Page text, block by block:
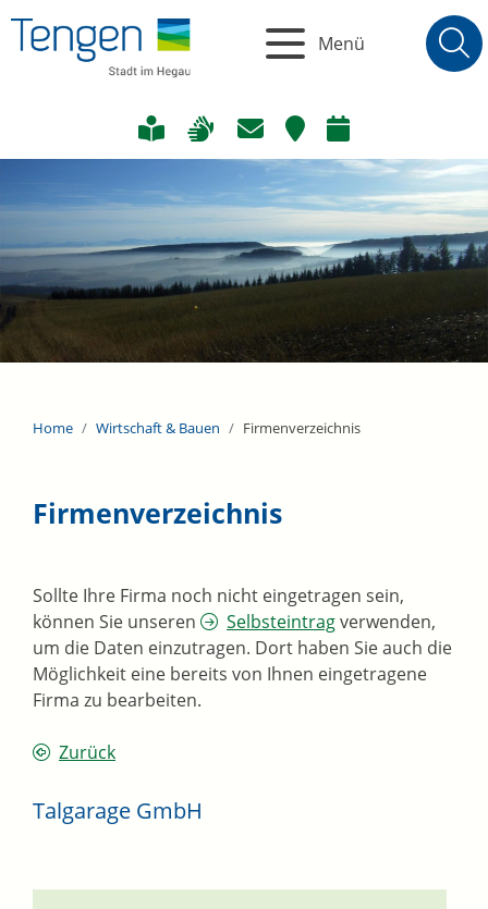
Menü
Home Wirtschaft & Bauen Firmenverzeichnis
Firmenverzeichnis
Sollte Ihre Firma noch nicht eingetragen sein,
können Sie unseren
Selbsteintragverwenden,
um die Daten einzutragen. Dort haben Sie auch die
Möglichkeit eine bereits von Ihnen eingetragene
Firma zu bearbeiten.
Zurück
Talgarage GmbH